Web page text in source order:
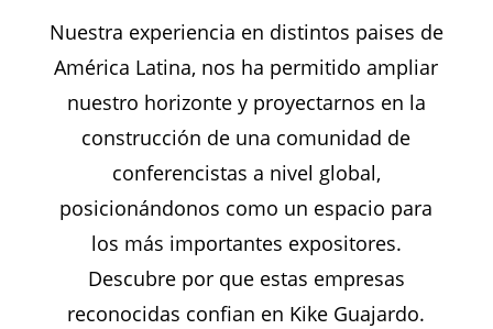
Nuestra experiencia en distintos paises de
América Latina, nos ha permitido ampliar
nuestro horizonte y proyectarnos en la
construcción de una comunidad de
conferencistas a nivel global,
posicionándonos como un espacio para
los más importantes expositores.
Descubre por que estas empresas
reconocidas confian en Kike Guajardo.